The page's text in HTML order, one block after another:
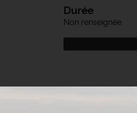
Durée
Non renseignée